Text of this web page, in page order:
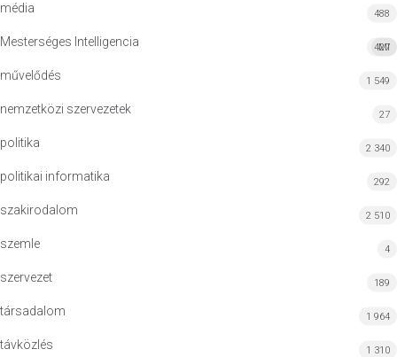
média 488
Mesterséges Intelligencia MI
427
művelődés 1 549
nemzetközi szervezetek 27
politika 2 340
politikai informatika 292
szakirodalom 2 510
szemle 4
szervezet 189
társadalom 1 964
távközlés 1 310